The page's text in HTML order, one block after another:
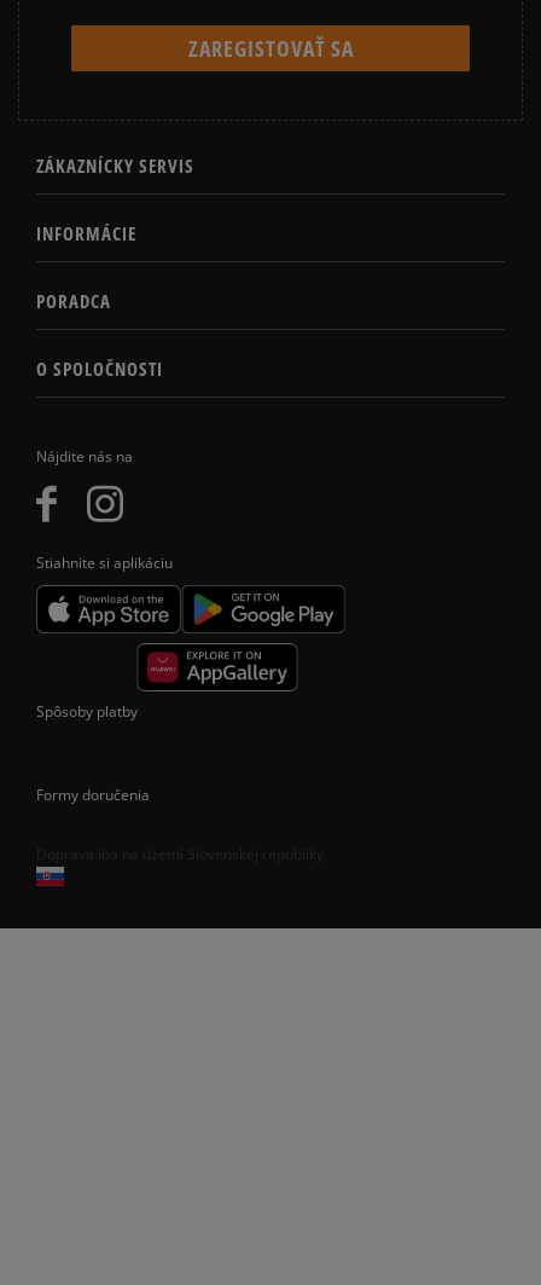
Nájdite nás na
Stiahnite si aplikáciu
ZÁKAZNÍCKY SERVIS
INFORMÁCIE
PORADCA
O SPOLOČNOSTI
Spôsoby platby
Formy doručenia